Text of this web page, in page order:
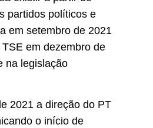
partidos políticos e
em setembro de 2021
em dezembro de
na legislação
2021 a direção do PT
o início de